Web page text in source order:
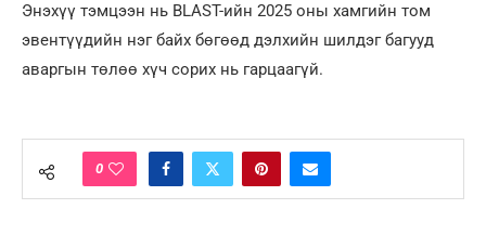
Энэхүү тэмцээн нь BLAST-ийн 2025 оны хамгийн том
эвентүүдийн нэг байх бөгөөд дэлхийн шилдэг багууд
аваргын төлөө хүч сорих нь гарцаагүй.
0